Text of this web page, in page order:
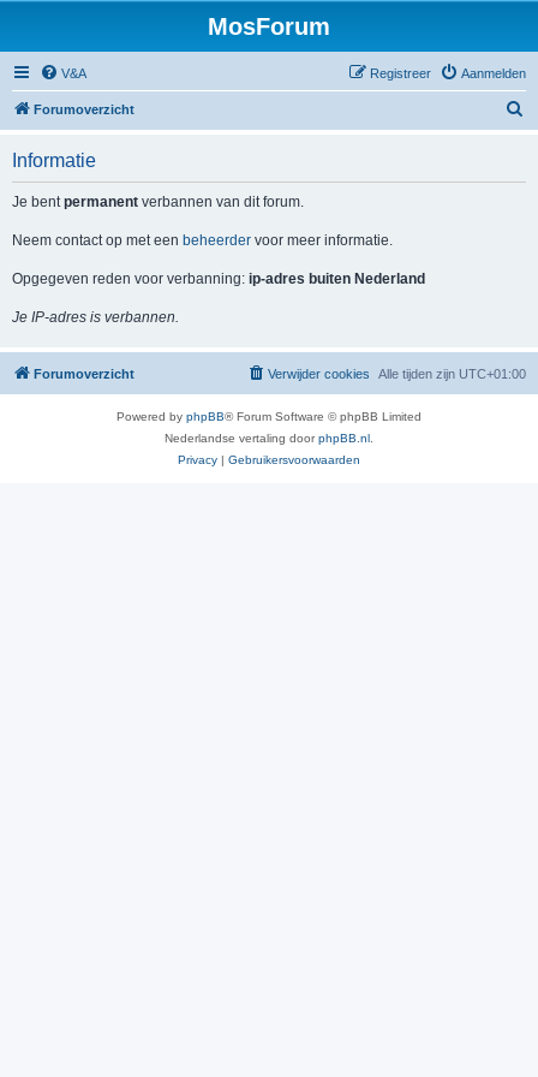
MosForum
V&A Aanmelden
Registreer
Forumoverzicht
Informatie
Je bentpermanent verbannen van dit forum.
Neem contact op met een beheerder voor meer informatie.
Opgegeven reden voor verbanning: ip-adres buiten Nederland
Je IP-adres is verbannen.
Forumoverzicht Alle tijden zijn UTC+01:00
Verwijder cookies
Powered by phpBB® Forum Software © phpBB Limited
Nederlandse vertaling doorphpBB.nl
Privacy | Gebruikersvoorwaarden